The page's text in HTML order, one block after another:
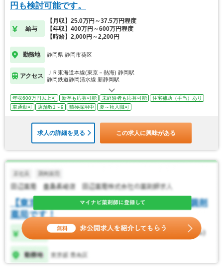
円も検討可能です。
給与
【月収】25.0万円～37.5万円程度
【年収】400万円～600万円程度
【時給】2,000円～2,200円
勤務地 静岡県 静岡市葵区
アクセス
ＪＲ東海道本線(東京－熱海) 静岡駅
静岡鉄道静岡清水線 新静岡駅
年収600万円以上可 新卒も応募可能 未経験者も応募可能
住宅補助（手当）あり
車通勤可
店舗数1～9 積極採用中 夏～秋入職可
求人の詳細を見る この求人に興味がある